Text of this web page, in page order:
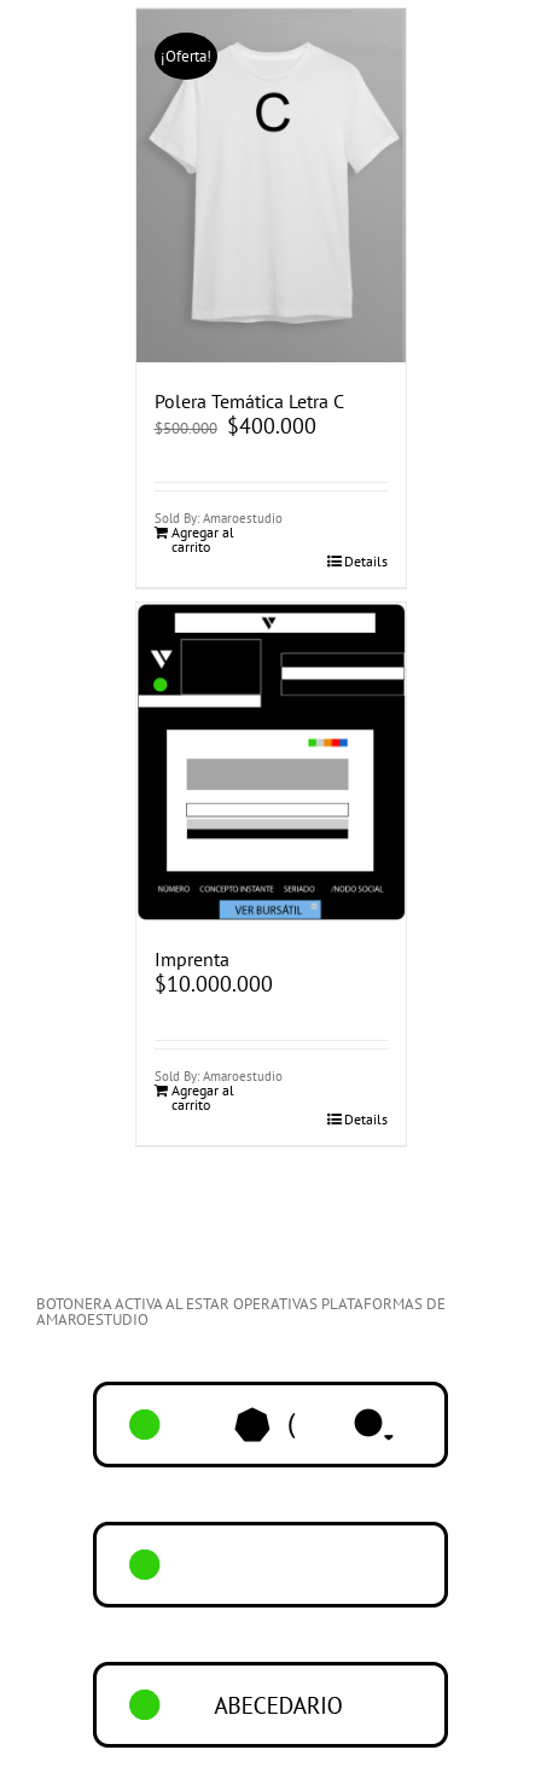
¡Oferta!
Polera Temática Letra C
$500.000 El
precio
$400.000El
precio
Sold By: Amaroestudio
Agregar al
carrito
Details
Imprenta
$10.000.000
Sold By: Amaroestudio
Agregar al
carrito
Details
BOTONERA ACTIVA AL ESTAR OPERATIVAS PLATAFORMAS DE
AMAROESTUDIO